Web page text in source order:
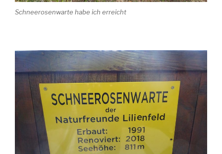
Schneerosenwarte habe ich erreicht